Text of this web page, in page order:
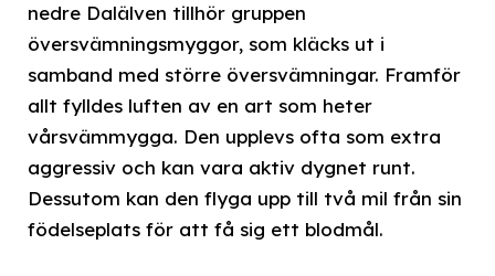
nedre Dalälven tillhör gruppen
översvämningsmyggor, som kläcks ut i
samband med större översvämningar. Framför
allt fylldes luften av en art som heter
vårsvämmygga. Den upplevs ofta som extra
aggressiv och kan vara aktiv dygnet runt.
Dessutom kan den flyga upp till två mil från sin
födelseplats för att få sig ett blodmål.